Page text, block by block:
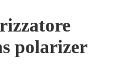
polarizer